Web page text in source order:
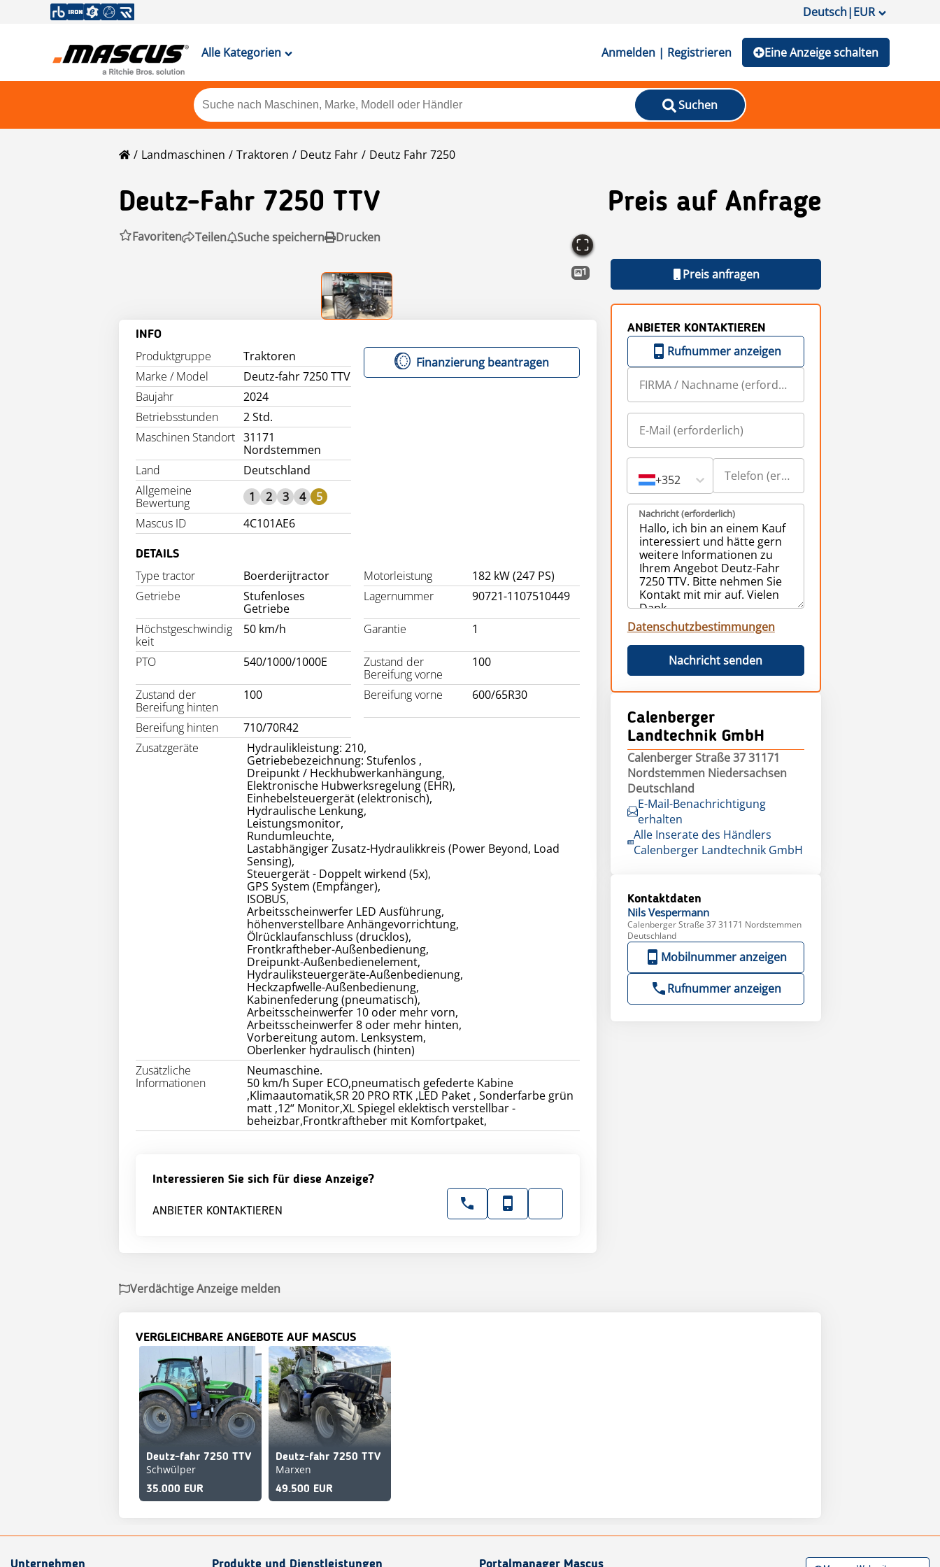
Deutsch|EUR
Alle Kategorien Anmelden | Registrieren Eine Anzeige schalten
Suchen
Landmaschinen Traktoren Deutz Fahr Deutz Fahr 7250
Deutz-Fahr 7250 TTV Preis auf Anfrage
Favoriten Teilen Suche speichern Drucken
1
INFO
Produktgruppe
Traktoren
Marke / Model
Deutz-fahr 7250 TTV
Baujahr
2024
Betriebsstunden
2 Std.
Maschinen Standort 31171
Nordstemmen
Land
Deutschland
Allgemeine
Bewertung
1 2 3 4
5
Mascus ID
4C101AE6
Finanzierung beantragen
DETAILS
Type tractor Boerderijtractor Motorleistung
182 kW (247 PS)
Getriebe
Stufenloses
Getriebe
Lagernummer 90721-1107510449
Höchstgeschwindig
keit
50 km/h Garantie 1
PTO 540/1000/1000E
Zustand der
Bereifung vorne
100
Zustand der
Bereifung hinten
100 Bereifung vorne 600/65R30
Bereifung hinten
710/70R42
Zusatzgeräte
Hydraulikleistung: 210,
Getriebebezeichnung: Stufenlos ,
Dreipunkt / Heckhubwerkanhängung,
Elektronische Hubwerksregelung (EHR),
Einhebelsteuergerät (elektronisch),
Hydraulische Lenkung,
Leistungsmonitor,
Rundumleuchte,
Lastabhängiger Zusatz-Hydraulikkreis (Power Beyond, Load
Sensing),
Steuergerät - Doppelt wirkend (5x),
GPS System (Empfänger),
ISOBUS,
Arbeitsscheinwerfer LED Ausführung,
höhenverstellbare Anhängevorrichtung,
Ölrücklaufanschluss (drucklos),
Frontkraftheber-Außenbedienung,
Dreipunkt-Außenbedienelement,
Hydrauliksteuergeräte-Außenbedienung,
Heckzapfwelle-Außenbedienung,
Kabinenfederung (pneumatisch),
Arbeitsscheinwerfer 10 oder mehr vorn,
Arbeitsscheinwerfer 8 oder mehr hinten,
Vorbereitung autom. Lenksystem,
Oberlenker hydraulisch (hinten)
Zusätzliche
Informationen
Neumaschine.
50 km/h Super ECO,pneumatisch gefederte Kabine
,Klimaautomatik,SR 20 PRO RTK ,LED Paket , Sonderfarbe grün
matt ,12“ Monitor,XL Spiegel eklektisch verstellbar -
beheizbar,Frontkraftheber mit Komfortpaket,
Interessieren Sie sich für diese Anzeige?
ANBIETER KONTAKTIEREN
Preis anfragen
ANBIETER KONTAKTIEREN
Rufnummer anzeigen
+352
Nachricht (erforderlich)
Datenschutzbestimmungen
Nachricht senden
Calenberger
Landtechnik GmbH
Calenberger Straße 37 31171
Nordstemmen Niedersachsen
Deutschland
E-Mail-Benachrichtigung
erhalten
Alle Inserate des Händlers
Calenberger Landtechnik GmbH
Kontaktdaten
Nils Vespermann
Calenberger Straße 37 31171 Nordstemmen
Deutschland
Mobilnummer anzeigen
Rufnummer anzeigen
Verdächtige Anzeige melden
VERGLEICHBARE ANGEBOTE AUF MASCUS
Deutz-fahr 7250 TTV
Schwülper
35.000 EUR
Deutz-fahr 7250 TTV
Marxen
49.500 EUR
Unternehmen Produkte und Dienstleistungen Portalmanager Mascus